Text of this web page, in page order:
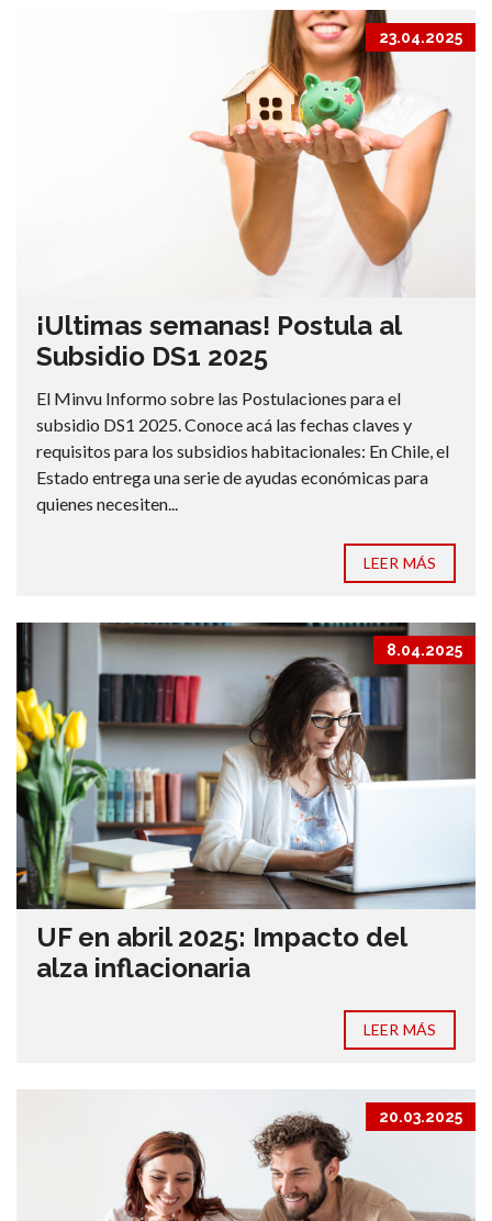
23.04.2025
¡Ultimas semanas! Postula al
Subsidio DS1 2025
El Minvu Informo sobre las Postulaciones para el
subsidio DS1 2025. Conoce acá las fechas claves y
requisitos para los subsidios habitacionales: En Chile, el
Estado entrega una serie de ayudas económicas para
quienes necesiten...
LEER MÁS
8.04.2025
UF en abril 2025: Impacto del
alza inflacionaria
LEER MÁS
20.03.2025